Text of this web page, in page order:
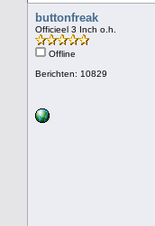
buttonfreak
Officieel 3 Inch o.h.
Offline
Berichten: 10829